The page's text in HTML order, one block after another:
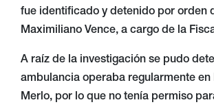
fue identificado y detenido por orden
Maximiliano Vence, a cargo de la
A raíz de la investigación se pudo
ambulancia operaba regularmente en
Merlo, por lo que no tenía permiso